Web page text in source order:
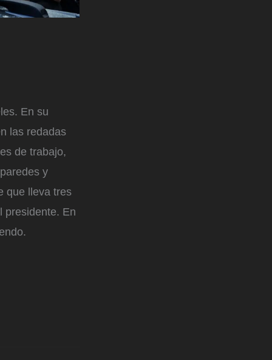
En su
las redadas
de trabajo,
y
que lleva tres
presidente. En